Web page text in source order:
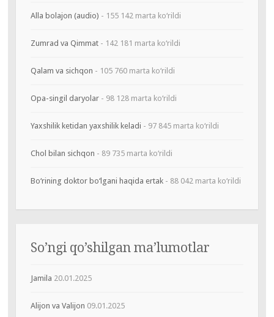
Alla bolajon (audio) - 155 142 marta ko‘rildi
Zumrad va Qimmat- 142 181 marta ko‘rildi
Qalam va sichqon - 105 760 marta ko‘rildi
Opa-singil daryolar- 98 128 marta ko‘rildi
Yaxshilik ketidan yaxshilik keladi - 97 845 marta ko‘rildi
Chol bilan sichqon - 89 735 marta ko‘rildi
Bo‘rining doktor bo‘lgani haqida ertak- 88 042 marta ko‘rildi
So’ngi qo’shilgan ma’lumotlar
Jamila 20.01.2025
Alijon va Valijon 09.01.2025